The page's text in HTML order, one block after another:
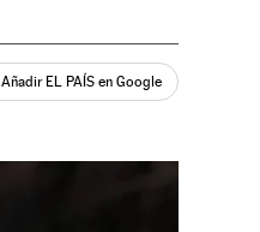
Añadir EL PAÍS en Google